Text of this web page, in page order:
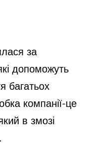
за
допоможуть
багатьох
компанії-це
в змозі